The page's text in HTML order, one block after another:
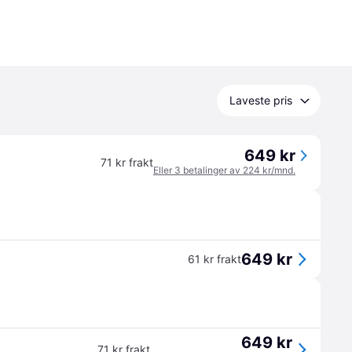
Laveste pris
71 kr frakt 649 kr
Eller 3 betalinger av 224 kr/mnd.
61 kr frakt649 kr
71 kr frakt 649 kr